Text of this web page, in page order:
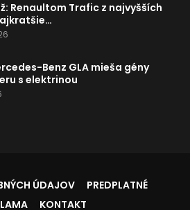
Renaultom Trafic z najvyšších
Benz GLA mieša gény
s elektrinou
ÚDAJOV
PREDPLATNÉ
KONTAKT